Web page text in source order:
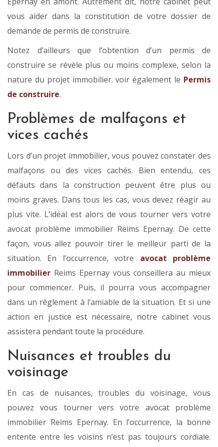
vous aider dans la constitution de votre dossier de
demande de permis de construire.
Notez d’ailleurs que l’obtention d’un permis de
construire se révèle plus ou moins complexe, selon la
nature du projet immobilier. voir également le Permis
de construire.
Problèmes de malfaçons et
vices cachés
Lors d’un projet immobilier, vous pouvez constater des
malfaçons ou des vices cachés. Bien entendu, ces
défauts dans la construction peuvent être plus ou
moins graves. Dans tous les cas, vous devez réagir au
plus vite. L’idéal est alors de vous tourner vers votre
avocat problème immobilier Reims Epernay. De cette
façon, vous allez pouvoir tirer le meilleur parti de la
situation. En l’occurrence, votre avocat problème
immobilier Reims Epernay vous conseillera au mieux
pour commencer. Puis, il pourra vous accompagner
dans un règlement à l’amiable de la situation. Et si une
action en justice est nécessaire, notre cabinet vous
assistera pendant toute la procédure.
Nuisances et troubles du
voisinage
En cas de nuisances, troubles du voisinage, vous
pouvez vous tourner vers votre avocat problème
immobilier Reims Epernay. En l’occurrence, la bonne
entente entre les voisins n’est pas toujours cordiale.